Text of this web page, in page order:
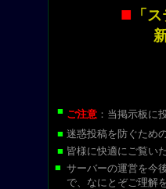
■ 「
■ ご注意 ：当掲示板に
■ 迷惑投稿を防ぐため
■ 皆様に快適にご覧い
■ サーバーの運営を今
で、なにとぞご理解